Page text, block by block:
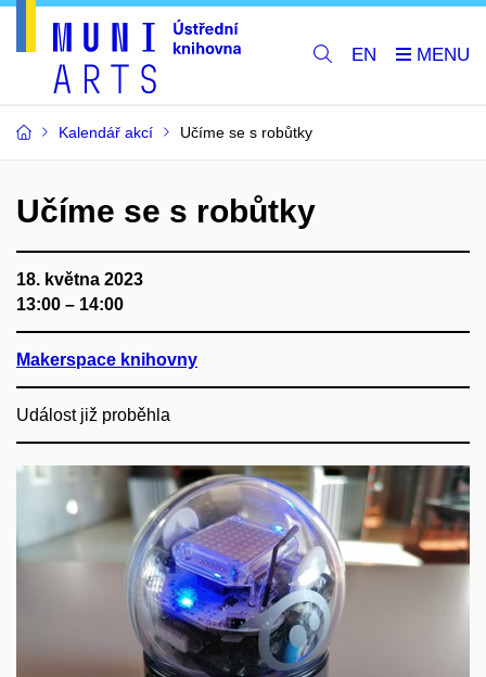
EN
Kalendář akcí Učíme se s robůtky
Učíme se s robůtky
18. května 2023
13:00 – 14:00
Makerspace knihovny
Událost již proběhla